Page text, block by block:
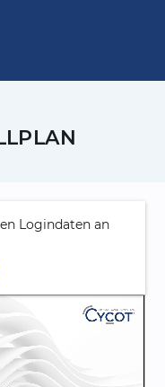
Logindaten an